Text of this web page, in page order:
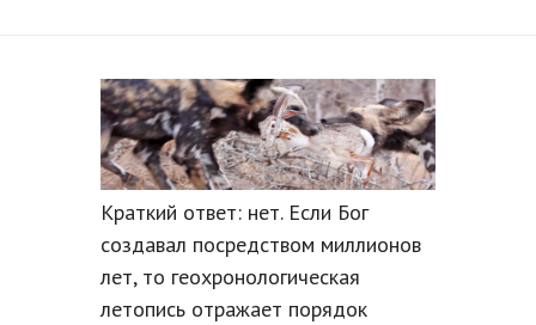
Краткий ответ: нет. Если Бог
создавал посредством миллионов
лет, то геохронологическая
летопись отражает порядок